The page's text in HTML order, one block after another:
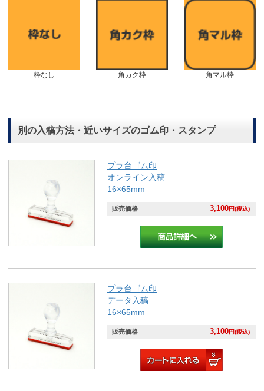
枠なし 角カク枠 角マル枠
別の入稿方法・近いサイズのゴム印・スタンプ
プラ台ゴム印
オンライン入稿
16×65mm
販売価格 3,100円(税込)
プラ台ゴム印
データ入稿
16×65mm
販売価格 3,100円(税込)